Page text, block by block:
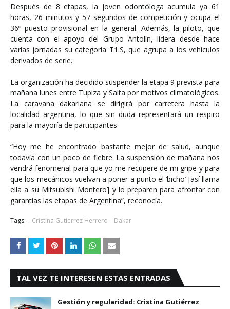
Después de 8 etapas, la joven odontóloga acumula ya 61
horas, 26 minutos y 57 segundos de competición y ocupa el
36º puesto provisional en la general. Además, la piloto, que
cuenta con el apoyo del Grupo Antolín, lidera desde hace
varias jornadas su categoría T1.S, que agrupa a los vehículos
derivados de serie.
La organización ha decidido suspender la etapa 9 prevista para
mañana lunes entre Tupiza y Salta por motivos climatológicos.
La caravana dakariana se dirigirá por carretera hasta la
localidad argentina, lo que sin duda representará un respiro
para la mayoría de participantes.
“Hoy me he encontrado bastante mejor de salud, aunque
todavía con un poco de fiebre. La suspensión de mañana nos
vendrá fenomenal para que yo me recupere de mi gripe y para
que los mecánicos vuelvan a poner a punto el ‘bicho’ [así llama
ella a su Mitsubishi Montero] y lo preparen para afrontar con
garantías las etapas de Argentina”, reconocía.
Tags: Cristina Gutierrez Herrero Dakar
TAL VEZ TE INTERESEN ESTAS ENTRADAS
Gestión y regularidad: Cristina Gutiérrez